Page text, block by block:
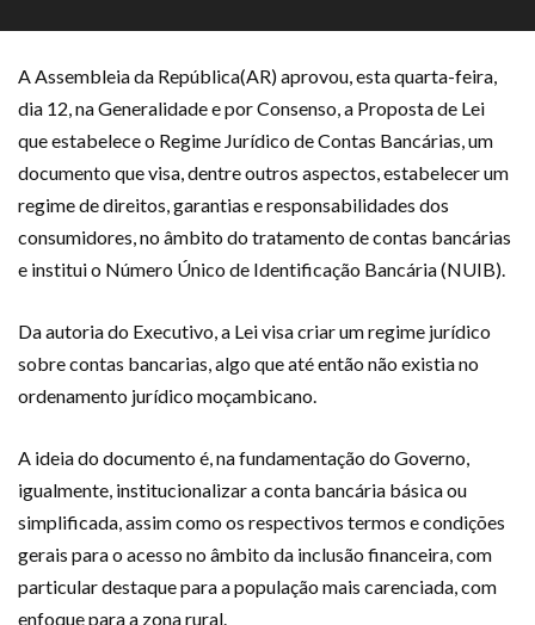
A Assembleia da República(AR) aprovou, esta quarta-feira,
dia 12, na Generalidade e por Consenso, a Proposta de Lei
que estabelece o Regime Jurídico de Contas Bancárias, um
documento que visa, dentre outros aspectos, estabelecer um
regime de direitos, garantias e responsabilidades dos
consumidores, no âmbito do tratamento de contas bancárias
e institui o Número Único de Identificação Bancária (NUIB).
Da autoria do Executivo, a Lei visa criar um regime jurídico
sobre contas bancarias, algo que até então não existia no
ordenamento jurídico moçambicano.
A ideia do documento é, na fundamentação do Governo,
igualmente, institucionalizar a conta bancária básica ou
simplificada, assim como os respectivos termos e condições
gerais para o acesso no âmbito da inclusão financeira, com
particular destaque para a população mais carenciada, com
enfoque para a zona rural.